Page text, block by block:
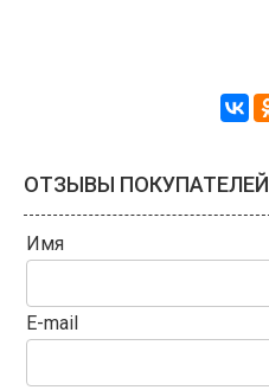
ОТЗЫВЫ ПОКУПАТЕЛЕЙ
Имя
E-mail